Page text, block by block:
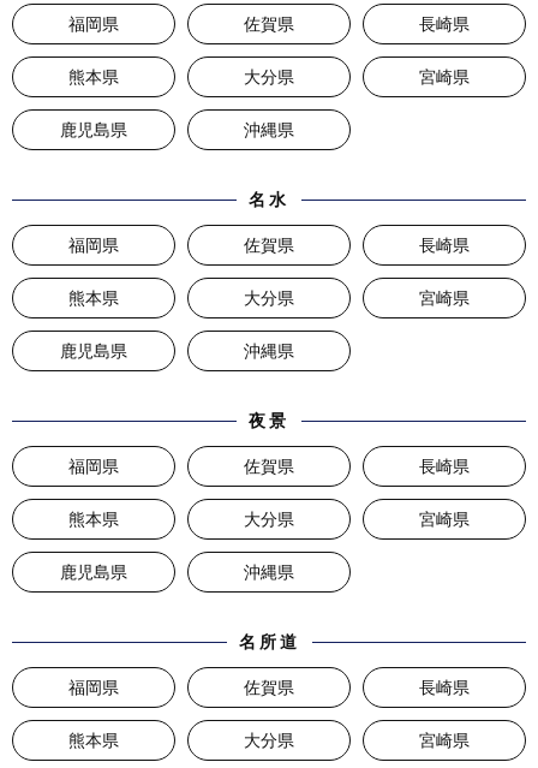
福岡県 佐賀県 長崎県
熊本県 大分県 宮崎県
鹿児島県 沖縄県
名水
福岡県 佐賀県 長崎県
熊本県 大分県 宮崎県
鹿児島県 沖縄県
夜景
福岡県 佐賀県 長崎県
熊本県 大分県 宮崎県
鹿児島県 沖縄県
名所道
福岡県 佐賀県 長崎県
熊本県 大分県 宮崎県